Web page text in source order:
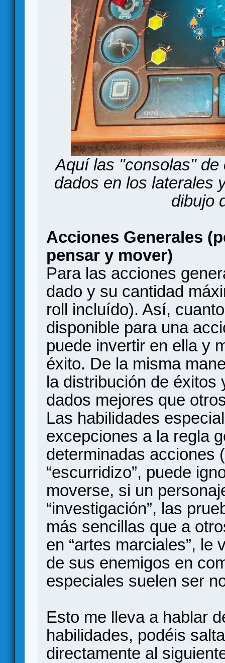
Aquí las "consolas"
dados en los laterales
dibujo
Acciones Generales
pensar y mover)
Para las acciones
dado y su cantidad
roll incluído). Así,
disponible para una
puede invertir en ella y
éxito. De la misma
la distribución de éxitos
dados mejores que
Las habilidades
excepciones a la regla
determinadas acciones
“escurridizo”, puede
moverse, si un
“investigación”, las
más sencillas que a
en “artes marciales”,
de sus enemigos en
especiales suelen ser
Esto me lleva a hablar
habilidades, podéis
directamente al